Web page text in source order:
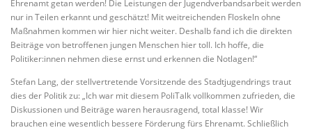
Ehrenamt getan werden! Die Leistungen der Jugendverbandsarbeit werden
nur in Teilen erkannt und geschätzt! Mit weitreichenden Floskeln ohne
Maßnahmen kommen wir hier nicht weiter. Deshalb fand ich die direkten
Beiträge von betroffenen jungen Menschen hier toll. Ich hoffe, die
Politiker:innen nehmen diese ernst und erkennen die Notlagen!“
Stefan Lang, der stellvertretende Vorsitzende des Stadtjugendrings traut
dies der Politik zu: „Ich war mit diesem PoliTalk vollkommen zufrieden, die
Diskussionen und Beiträge waren herausragend, total klasse! Wir
brauchen eine wesentlich bessere Förderung fürs Ehrenamt. Schließlich